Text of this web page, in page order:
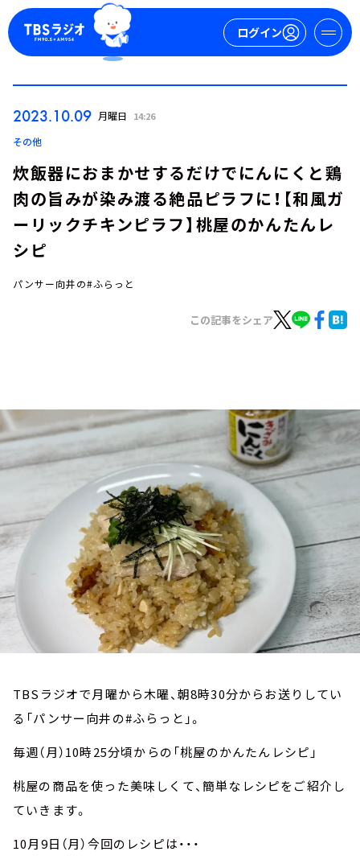
ログイン
今日の番組表
YouTube
会社情報
2023.10.09 月曜日 14:26
その他
炊飯器におまかせするだけでにんにくと鶏
肉の旨みが染み渡る絶品ピラフに！【和風ガ
ーリックチキンピラフ】桃屋のかんたんレ
シピ
パンサー向井の#ふらっと
この記事をシェア
TBSラジオで月曜から木曜、朝8時30分からお送りしてい
る「パンサー向井の#ふらっと」。
毎週（月）10時25分頃からの「桃屋のかんたんレシピ」
桃屋の商品を使った美味しくて、簡単なレシピをご紹介し
ていきます。
10月9日（月）今回のレシピは・・・